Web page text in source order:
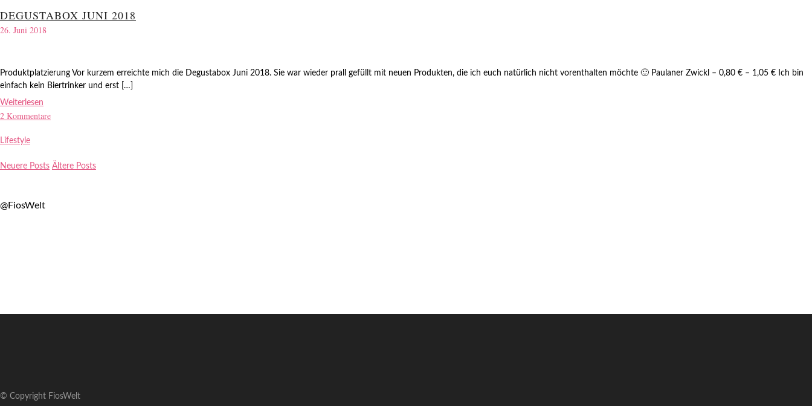
DEGUSTABOX JUNI 2018
26. Juni 2018
Produktplatzierung Vor kurzem erreichte mich die Degustabox Juni 2018. Sie war wieder prall gefüllt mit neuen Produkten, die ich euch natürlich nicht vorenthalten möchte 🙂 Paulaner Zwickl – 0,80 € – 1,05 € Ich bin
einfach kein Biertrinker und erst […]
Weiterlesen
2 Kommentare
Lifestyle
Neuere Posts Ältere Posts
@FiosWelt
© Copyright FiosWelt